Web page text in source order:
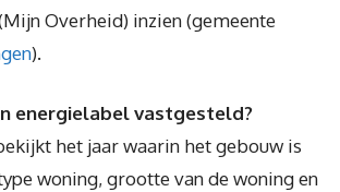
Overheid) inzien (gemeente
).
energielabel vastgesteld?
het jaar waarin het gebouw is
woning, grootte van de woning en